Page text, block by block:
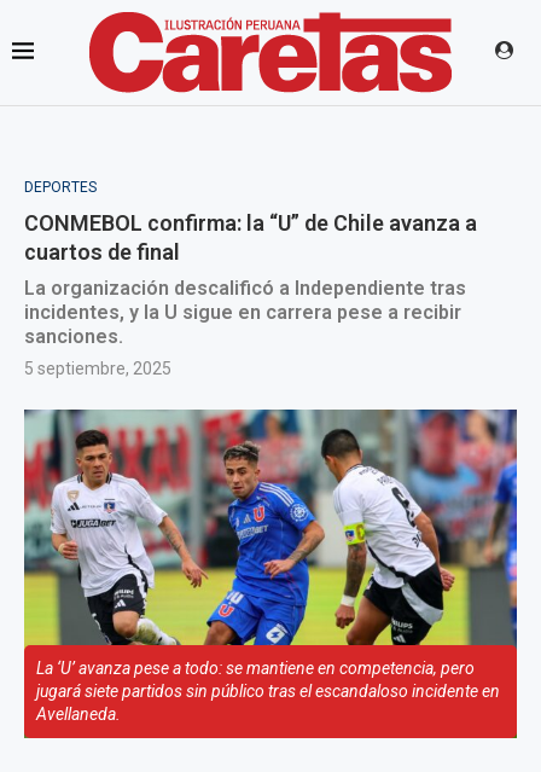
DEPORTES
CONMEBOL confirma: la “U” de Chile avanza a
cuartos de final
La organización descalificó a Independiente tras
incidentes, y la U sigue en carrera pese a recibir
sanciones.
5 septiembre, 2025
La ‘U’ avanza pese a todo: se mantiene en competencia, pero
jugará siete partidos sin público tras el escandaloso incidente en
Avellaneda.